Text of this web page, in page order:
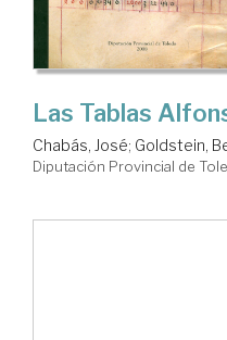
Las Tablas
Chabás, José; Goldstein,
Diputación Provincial de